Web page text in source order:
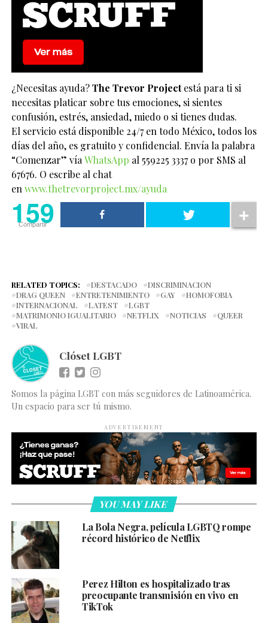
¿Necesitas ayuda?The Trevor Projectestá para ti si
necesitas platicar sobre tus emociones, si sientes
confusión, estrés, ansiedad, miedo o si tienes dudas.
El servicio está disponible 24/7 en todo México, todos los
días del año, es gratuito y confidencial. Envía la palabra
“Comenzar” vía WhatsApp al 559225 3337 o por SMS al
67676. O escribe al chat
en www.thetrevorproject.mx/ayuda
159
Compartir
RELATED TOPICS: DESTACADO
DISCRIMINACION
DRAG QUEEN
ENTRETENIMIENTO GAY
HOMOFOBIA
INTERNACIONAL
LATEST
LGBT
MATRIMONIO IGUALITARIO
NETFLIX NOTICIAS
QUEER
VIRAL
Clóset LGBT
Somos la página LGBT con más seguidores de Latinoamérica.
Un espacio para ser tú mismo.
ADVERTISEMENT
YOU MAY LIKE
La Bola Negra, película LGBTQ rompe
récord histórico de Netflix
Perez Hilton es hospitalizado tras
preocupante transmisión en vivo en
TikTok